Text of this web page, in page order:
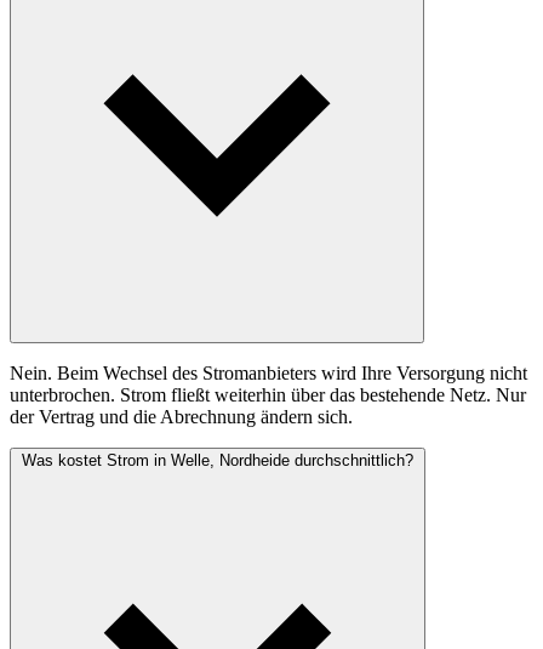
Nein. Beim Wechsel des Stromanbieters wird Ihre Versorgung nicht
unterbrochen. Strom fließt weiterhin über das bestehende Netz. Nur
der Vertrag und die Abrechnung ändern sich.
Was kostet Strom in Welle, Nordheide durchschnittlich?